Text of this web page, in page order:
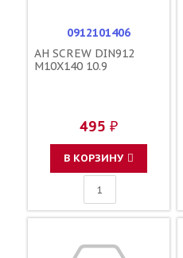
0912101406
AH SCREW DIN912
M10X140 10.9
495 ₽
В КОРЗИНУ